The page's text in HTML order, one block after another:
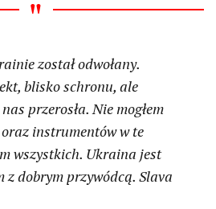
został odwołany.
blisko schronu, ale
przerosła. Nie mogłem
instrumentów w te
wszystkich. Ukraina jest
z dobrym przywódcą. Slava